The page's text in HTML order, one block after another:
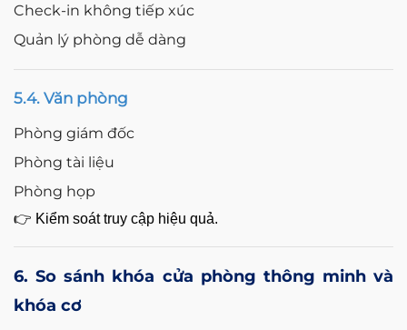
Check-in không tiếp xúc
Quản lý phòng dễ dàng
5.4. Văn phòng
Phòng giám đốc
Phòng tài liệu
Phòng họp
👉 Kiểm soát truy cập hiệu quả.
6. So sánh khóa cửa phòng thông minh và
khóa cơ